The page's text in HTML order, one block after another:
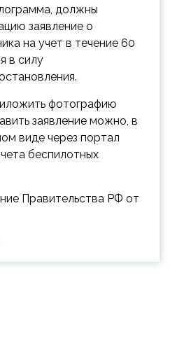
должны
заявление о
на учет в течение 60
в силу
фотографию
заявление можно, в
виде через портал
беспилотных
Правительства РФ от